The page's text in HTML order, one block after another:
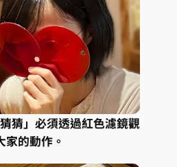
猜」必須透過紅色濾鏡觀
家的動作。